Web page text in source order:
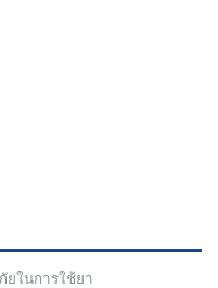
ยในการใช้ยา